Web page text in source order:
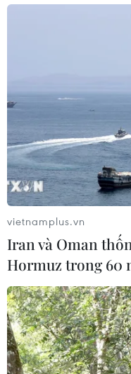
vietnamplus.vn
Iran và Oman
Hormuz trong 60